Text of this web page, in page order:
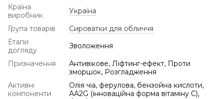
Країна
виробник
Україна
Група товарів
Сироватки для обличчя
Етапи
догляду
Зволоження
Призначення
Антивікове, Ліфтинг-ефект, Проти
зморшок, Розгладження
Активні
компоненти
Олія чіа, ферулова, бензойна кислоти,
AA2G (інноваційна форма вітаміну С),